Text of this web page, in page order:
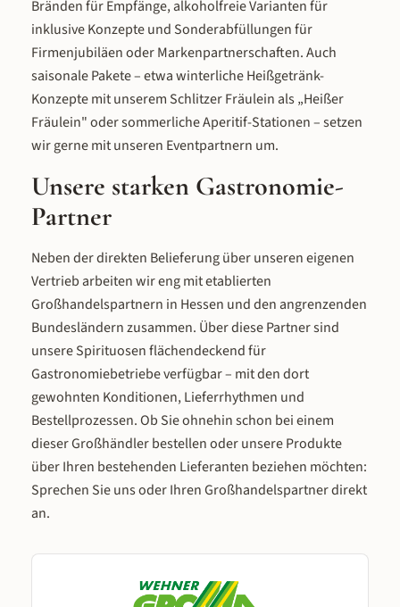
Bränden für Empfänge, alkoholfreie Varianten für
inklusive Konzepte und Sonderabfüllungen für
Firmenjubiläen oder Markenpartnerschaften. Auch
saisonale Pakete – etwa winterliche Heißgetränk-
Konzepte mit unserem Schlitzer Fräulein als „Heißer
Fräulein" oder sommerliche Aperitif-Stationen – setzen
wir gerne mit unseren Eventpartnern um.
Unsere starken Gastronomie-
Partner
Neben der direkten Belieferung über unseren eigenen
Vertrieb arbeiten wir eng mit etablierten
Großhandelspartnern in Hessen und den angrenzenden
Bundesländern zusammen. Über diese Partner sind
unsere Spirituosen flächendeckend für
Gastronomiebetriebe verfügbar – mit den dort
gewohnten Konditionen, Lieferrhythmen und
Bestellprozessen. Ob Sie ohnehin schon bei einem
dieser Großhändler bestellen oder unsere Produkte
über Ihren bestehenden Lieferanten beziehen möchten:
Sprechen Sie uns oder Ihren Großhandelspartner direkt
an.